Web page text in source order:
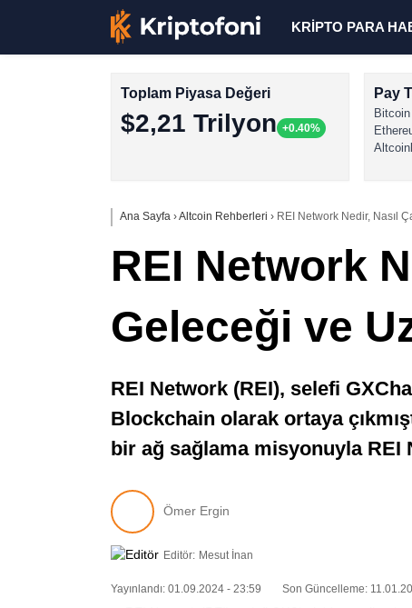
KRİPTO PARA
Toplam Piyasa Değeri
$2,21 Trilyon +0.40%
Pay
Bitcoin
Ana Sayfa ›Altcoin Rehberleri › REI Network Nedir, Nasıl
REI Network
Geleceği ve
REI Network (REI), selefi
Blockchain olarak ortaya
bir ağ sağlama misyonuyla REI
Ömer Ergin
Editör: Mesut İnan
Yayınlandı: 01.09.2024 - 23:59 Son Güncelleme: